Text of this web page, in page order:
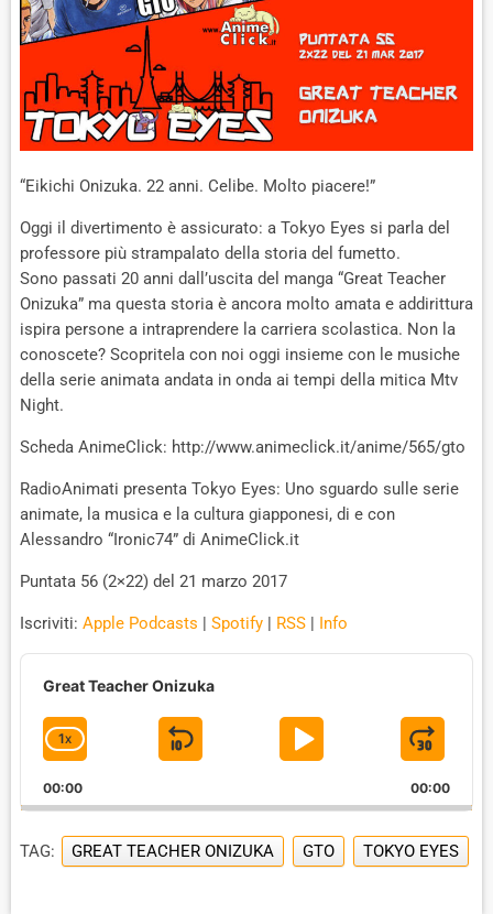
“Eikichi Onizuka. 22 anni. Celibe. Molto piacere!”
Oggi il divertimento è assicurato: a Tokyo Eyes si parla del
professore più strampalato della storia del fumetto.
Sono passati 20 anni dall’uscita del manga “Great Teacher
Onizuka” ma questa storia è ancora molto amata e addirittura
ispira persone a intraprendere la carriera scolastica. Non la
conoscete? Scopritela con noi oggi insieme con le musiche
della serie animata andata in onda ai tempi della mitica Mtv
Night.
Scheda AnimeClick: http://www.animeclick.it/anime/565/gto
RadioAnimati presenta Tokyo Eyes: Uno sguardo sulle serie
animate, la musica e la cultura giapponesi, di e con
Alessandro “Ironic74” di AnimeClick.it
Puntata 56 (2×22) del 21 marzo 2017
Iscriviti: Apple Podcasts | Spotify | RSS | Info
A
a
e
Great Teacher Onizuka
C
A
N
G
E
1X
S
I
P
B
P
A
Y
P
J
U
M
P
F
00:00 00:00
TAG: GREAT TEACHER ONIZUKA GTO TOKYO EYES